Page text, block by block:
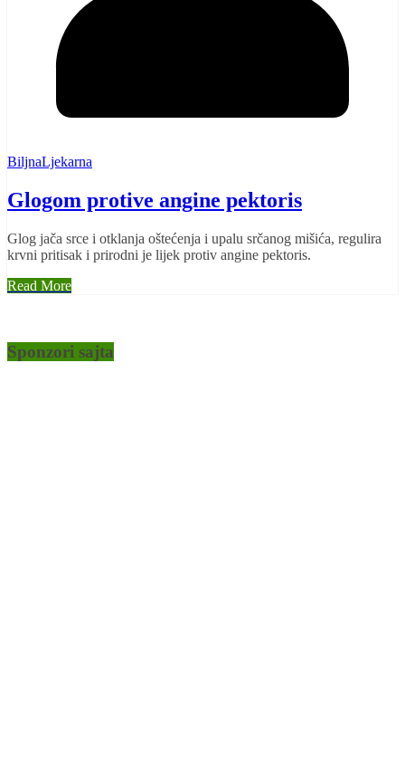
BiljnaLjekarna
Glogom protive angine pektoris
Glog jača srce i otklanja oštećenja i upalu srčanog mišića, regulira
krvni pritisak i prirodni je lijek protiv angine pektoris.
Read More
Sponzori sajta